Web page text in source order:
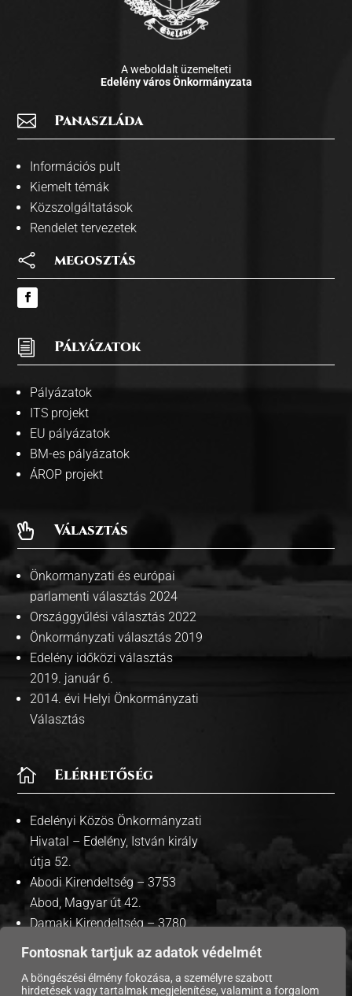
Fontosnak tartjuk az adatok védelmét
A böngészési élmény fokozása, a személyre szabott
hirdetések vagy tartalmak megjelenítése, valamint a forgalom
A weboldalt üzemelteti
Edelény város Önkormányzata
 Panaszláda
Információs pult
Kiemelt témák
Közszolgáltatások
Rendelet tervezetek
 megosztás
i Pályázatok
Pályázatok
ITS projekt
EU pályázatok
BM-es pályázatok
ÁROP projekt
 Választás
Önkormanyzati és európai
parlamenti választás 2024
Országgyűlési választás 2022
Önkormányzati választás 2019
Edelény időközi választás
2019. január 6.
2014. évi Helyi Önkormányzati
Választás
 Elérhetőség
Edelényi Közös Önkormányzati
Hivatal – Edelény, István király
útja 52.
Abodi Kirendeltség – 3753
Abod, Magyar út 42.
Damaki Kirendeltség – 3780
Damak, Szabadság út 35.